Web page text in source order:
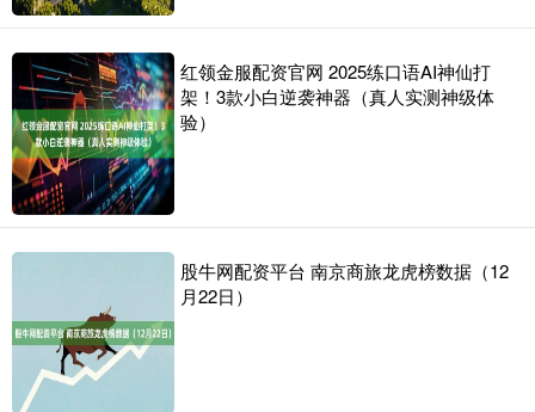
红领金服配资官网 2025练口语AI神仙打
架！3款小白逆袭神器（真人实测神级体
验）
股牛网配资平台 南京商旅龙虎榜数据（12
月22日）